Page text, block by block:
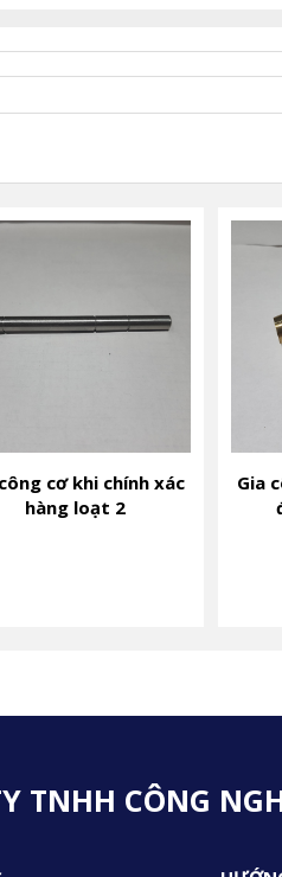
cơ khi chính xác
hàng loạt 2
Gia
TNHH CÔNG